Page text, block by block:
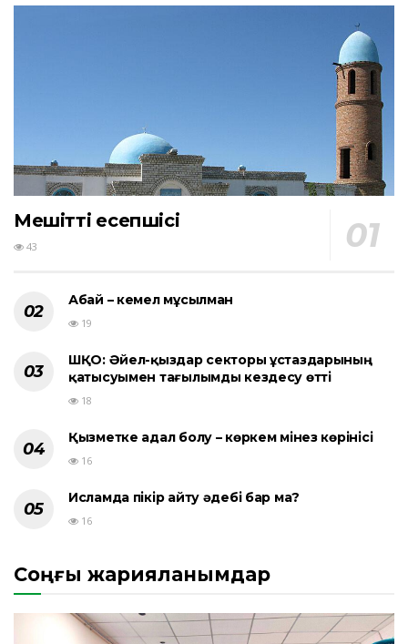
Мешіттің есепшісі
43
Абай – кемел мұсылман
19
ШҚО: Әйел-қыздар секторы ұстаздарының
қатысуымен тағылымды кездесу өтті
18
Қызметке адал болу – көркем мінез көрінісі
16
Исламда пікір айту әдебі бар ма?
16
Соңғы жарияланымдар